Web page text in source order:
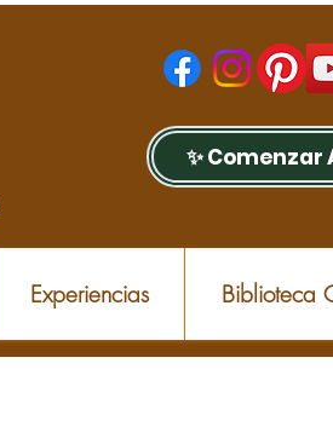
✨ Comenzar
Experiencias Biblioteca